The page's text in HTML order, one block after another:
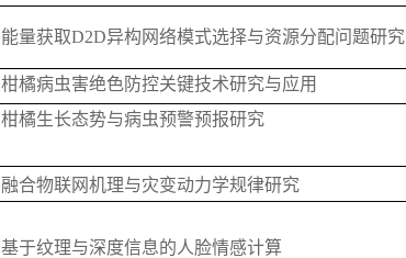
能量获取D2D异构网络模式选择与资源分配问题研究
柑橘病虫害绝色防控关键技术研究与应用
柑橘生长态势与病虫预警预报研究
融合物联网机理与灾变动力学规律研究
基于纹理与深度信息的人脸情感计算